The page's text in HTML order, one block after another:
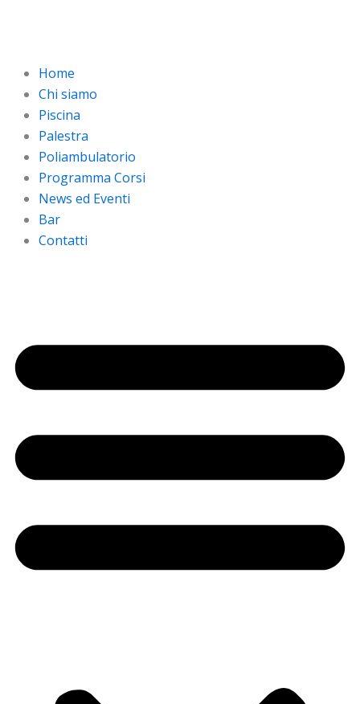
Home
Chi siamo
Piscina
Palestra
Poliambulatorio
Programma Corsi
News ed Eventi
Bar
Contatti